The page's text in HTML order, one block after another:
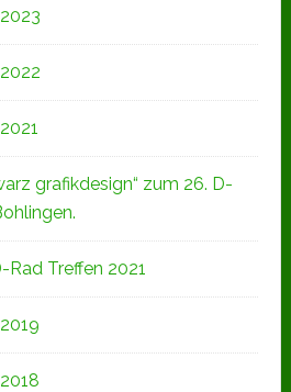
grafikdesign“ zum 26. D-
Rad Treffen 2021